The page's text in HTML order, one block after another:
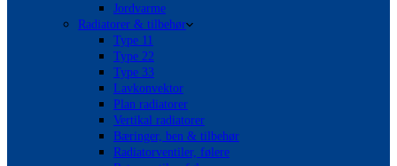
Jordvarme
Radiatorer & tilbehør
Type 11
Type 22
Type 33
Lavkonvektor
Plan radiatorer
Vertikal radiatorer
Bæringer, ben & tilbehør
Radiatorventiler, følere